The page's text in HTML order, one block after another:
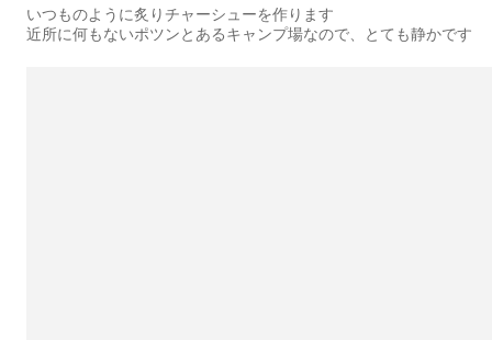
いつものように炙りチャーシューを作ります
近所に何もないポツンとあるキャンプ場なので、とても静かです